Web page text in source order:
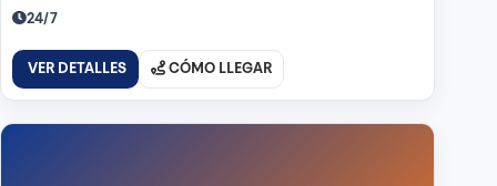
24/7
VER DETALLES CÓMO LLEGAR